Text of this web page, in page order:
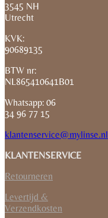
3545 NH
Utrecht
KVK:
90689135
BTW nr:
NL865410641B01
Whatsapp: 06
34 96 77 15
klantenservice@mylinse.nl
KLANTENSERVICE
Retourneren
Levertijd &
Verzendkosten